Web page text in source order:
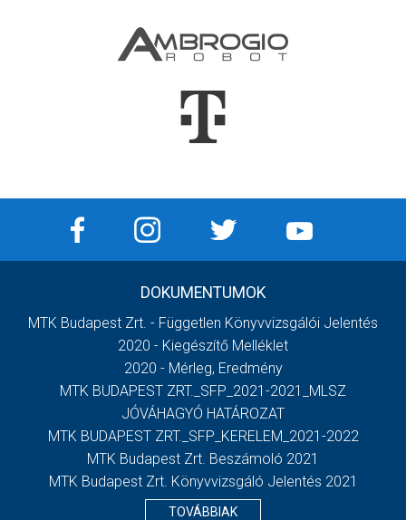
DOKUMENTUMOK
MTK Budapest Zrt. - Független Könyvvizsgálói Jelentés
2020 - Kiegészítő Melléklet
2020 - Mérleg, Eredmény
MTK BUDAPEST ZRT._SFP_2021-2021_MLSZ
JÓVÁHAGYÓ HATÁROZAT
MTK BUDAPEST ZRT._SFP_KERELEM_2021-2022
MTK Budapest Zrt. Beszámoló 2021
MTK Budapest Zrt. Könyvvizsgáló Jelentés 2021
TOVÁBBIAK